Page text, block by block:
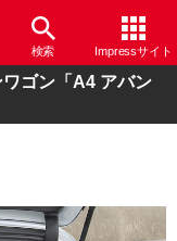
検索 Impressサイト
ゴン「A4 アバン